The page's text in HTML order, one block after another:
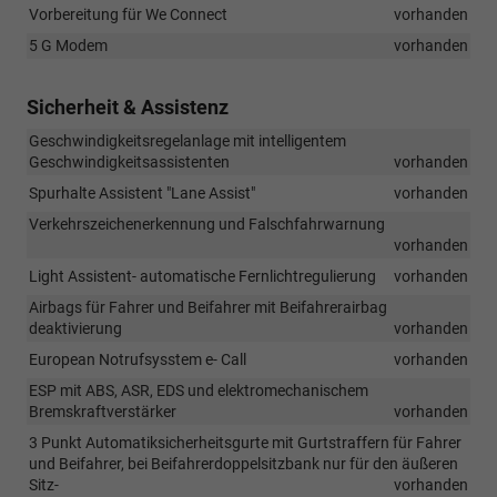
Vorbereitung für We Connect
vorhanden
5 G Modem
vorhanden
Sicherheit & Assistenz
Geschwindigkeitsregelanlage mit intelligentem
Geschwindigkeitsassistenten
vorhanden
Spurhalte Assistent "Lane Assist"
vorhanden
Verkehrszeichenerkennung und Falschfahrwarnung
vorhanden
Light Assistent- automatische Fernlichtregulierung
vorhanden
Airbags für Fahrer und Beifahrer mit Beifahrerairbag
deaktivierung
vorhanden
European Notrufsysstem e- Call
vorhanden
ESP mit ABS, ASR, EDS und elektromechanischem
Bremskraftverstärker
vorhanden
3 Punkt Automatiksicherheitsgurte mit Gurtstraffern für Fahrer
und Beifahrer, bei Beifahrerdoppelsitzbank nur für den äußeren
Sitz-
vorhanden